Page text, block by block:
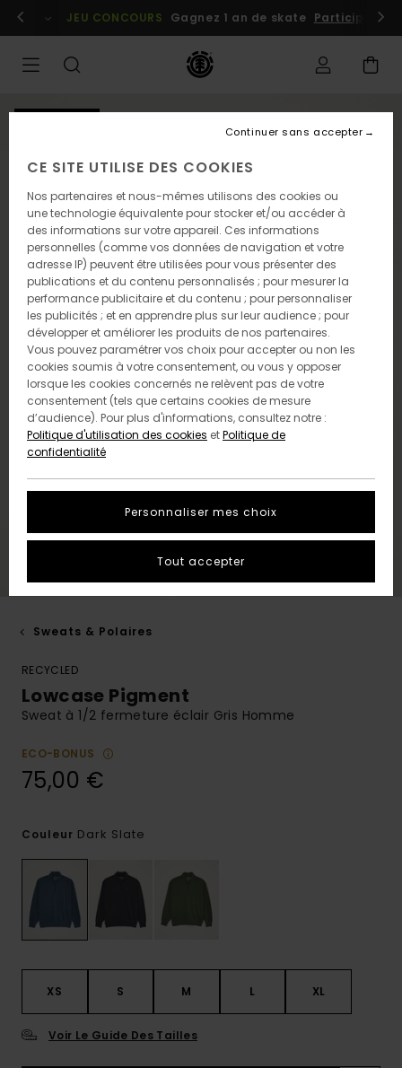
l'information
Se connecter / s'inscrire
JEU CONCOURS Gagnez 1 an de skate Participez
Sweats & Polaires
RECYCLED
Lowcase Pigment
Sweat à 1/2 fermeture éclair Gris Homme
ECO-BONUS
75,00 €
Couleur Dark Slate
XS S M L XL
Voir Le Guide Des Tailles
CE SITE UTILISE DES COOKIES
Nos partenaires et nous-mêmes utilisons des cookies ou
une technologie équivalente pour stocker et/ou accéder à
des informations sur votre appareil. Ces informations
personnelles (comme vos données de navigation et votre
adresse IP) peuvent être utilisées pour vous présenter des
publications et du contenu personnalisés ; pour mesurer la
performance publicitaire et du contenu ; pour personnaliser
les publicités ; et en apprendre plus sur leur audience ; pour
développer et améliorer les produits de nos partenaires.
Vous pouvez paramétrer vos choix pour accepter ou non les
cookies soumis à votre consentement, ou vous y opposer
lorsque les cookies concernés ne relèvent pas de votre
consentement (tels que certains cookies de mesure
d’audience). Pour plus d'informations, consultez notre :
Politique d'utilisation des cookies etPolitique de
confidentialité
Personnaliser mes choix
Continuer sans accepter
Tout accepter